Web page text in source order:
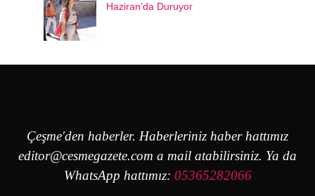
Haziran’da Duruyor
Çeşme'den haberler. Haberleriniz haber hattımız
editor@cesmegazete.com a mail atabilirsiniz. Ya da
WhatsApp hattımız: 05365282066